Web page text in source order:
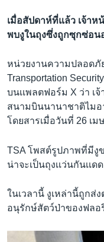
เมื่อสัปดาห์ที่แล้ว เจ้า
พบงูในถุงซึ่งถูกซุกซ่อน
หน่วยงานความปลอด
Transportation
บนเเพลตฟอร์ม X ว่า
สนามบินนานาชาติไมอ
โดยสารเมื่อวันที่ 26 เม
TSA โพสต์รูปภาพที่มีงู
น่าจะเป็นถุงเเว่นกันเเดด
ในเวลานี้ งูเหล่านี้ถูกส่
อนุรักษ์สัตว์ป่าของฟลอริ